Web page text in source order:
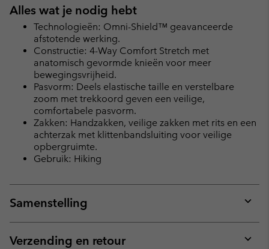
Alles wat je nodig hebt
Technologieën: Omni-Shield™ geavanceerde
afstotende werking.
Constructie: 4-Way Comfort Stretch met
anatomisch gevormde knieën voor meer
bewegingsvrijheid.
Pasvorm: Deels elastische taille en verstelbare
zoom met trekkoord geven een veilige,
comfortabele pasvorm.
Zakken: Handzakken, veilige zakken met rits en een
achterzak met klittenbandsluiting voor veilige
opbergruimte.
Gebruik: Hiking
Samenstelling
or
Verzending en retour